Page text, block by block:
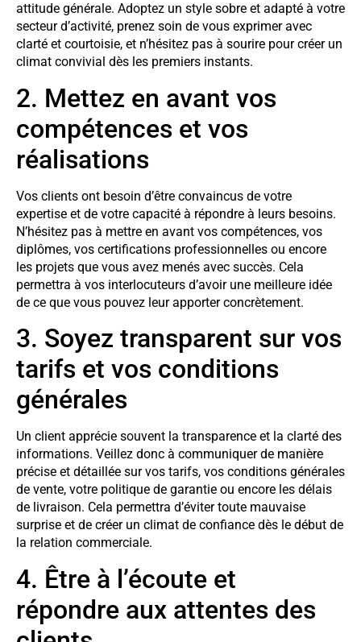
attitude générale. Adoptez un style sobre et adapté à votre
secteur d’activité, prenez soin de vous exprimer avec
clarté et courtoisie, et n’hésitez pas à sourire pour créer un
climat convivial dès les premiers instants.
2. Mettez en avant vos
compétences et vos
réalisations
Vos clients ont besoin d’être convaincus de votre
expertise et de votre capacité à répondre à leurs besoins.
N’hésitez pas à mettre en avant vos compétences, vos
diplômes, vos certifications professionnelles ou encore
les projets que vous avez menés avec succès. Cela
permettra à vos interlocuteurs d’avoir une meilleure idée
de ce que vous pouvez leur apporter concrètement.
3. Soyez transparent sur vos
tarifs et vos conditions
générales
Un client apprécie souvent la transparence et la clarté des
informations. Veillez donc à communiquer de manière
précise et détaillée sur vos tarifs, vos conditions générales
de vente, votre politique de garantie ou encore les délais
de livraison. Cela permettra d’éviter toute mauvaise
surprise et de créer un climat de confiance dès le début de
la relation commerciale.
4. Être à l’écoute et
répondre aux attentes des